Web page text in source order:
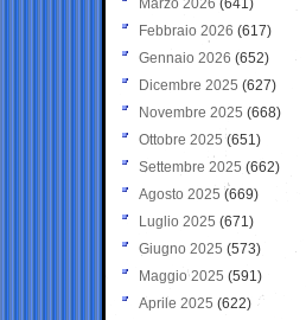
Marzo 2026 (641)
Febbraio 2026 (617)
Gennaio 2026 (652)
Dicembre 2025 (627)
Novembre 2025 (668)
Ottobre 2025 (651)
Settembre 2025 (662)
Agosto 2025 (669)
Luglio 2025 (671)
Giugno 2025 (573)
Maggio 2025 (591)
Aprile 2025 (622)